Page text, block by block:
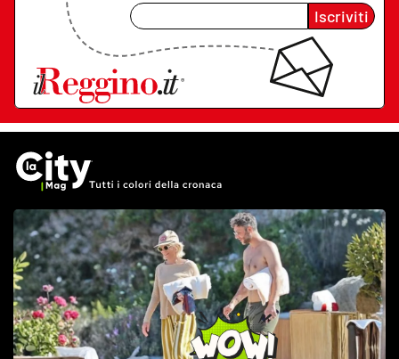
Iscriviti